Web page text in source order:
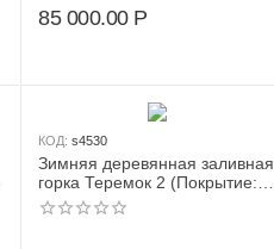
85 000.00 Р
КОД: s4530
Зимняя деревянная заливная
горка Теремок 2 (Покрытие:
грунт пропитка цвет каштан)